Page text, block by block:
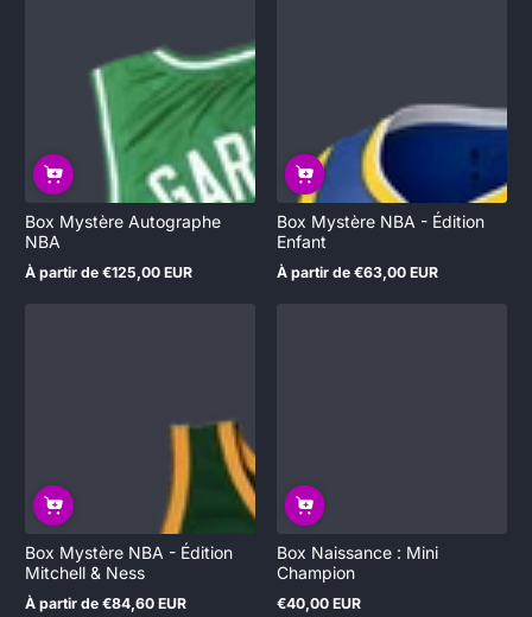
Box Mystère Autographe
NBA
Prix
À partir de €125,00 EUR
Box Mystère NBA - Édition
Enfant
À partir de €63,00 EUR
Box Mystère NBA - Édition
Mitchell & Ness
À partir de €84,60 EUR
Box Naissance : Mini
Champion
Prix
€40,00 EUR